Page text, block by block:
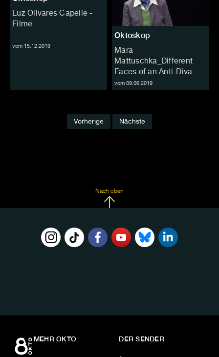
Luz Olivares Capelle -
Filme
vom 15.12.2019
Oktoskop
Mara
Mattuschka_Different
Faces of an Anti-Diva
vom 09.06.2019
Vorherige Nächste
Nach oben
MEHR OKTO DER SENDER